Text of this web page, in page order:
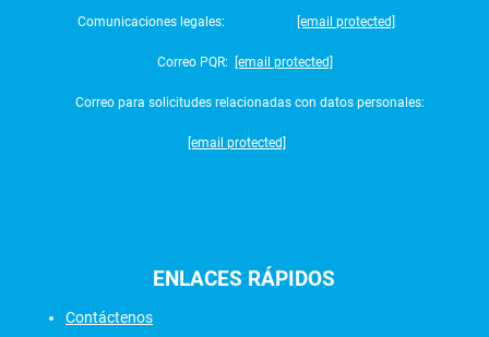
Comunicaciones legales: [email protected]
Correo PQR: [email protected]
Correo para solicitudes relacionadas con datos personales:
[email protected]
ENLACES RÁPIDOS
Contáctenos